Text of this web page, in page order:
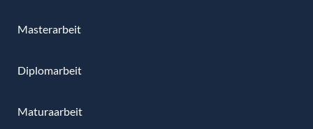
Masterarbeit
Diplomarbeit
Maturaarbeit